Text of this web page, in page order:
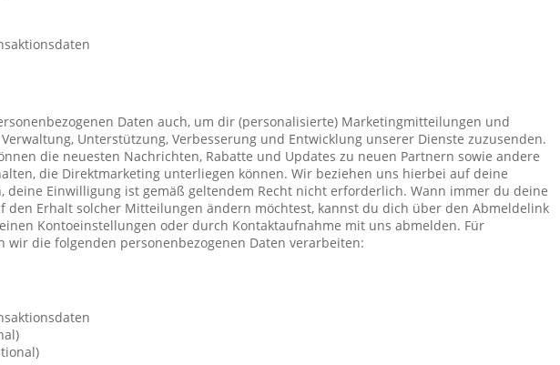
Daten auch, um dir (personalisierte) Marketingmitteilungen und
Unterstützung, Verbesserung und Entwicklung unserer Dienste zuzusenden.
die neuesten Nachrichten, Rabatte und Updates zu neuen Partnern sowie andere
die Direktmarketing unterliegen können. Wir beziehen uns hierbei auf deine
deine Einwilligung ist gemäß geltendem Recht nicht erforderlich. Wann immer du deine
den Erhalt solcher Mitteilungen ändern möchtest, kannst du dich über den Abmeldelink
Kontoeinstellungen oder durch Kontaktaufnahme mit uns abmelden. Für
wir die folgenden personenbezogenen Daten verarbeiten: